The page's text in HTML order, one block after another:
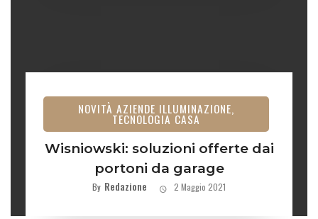
NOVITÀ AZIENDE ILLUMINAZIONE,
TECNOLOGIA CASA
Wisniowski: soluzioni offerte dai
portoni da garage
By Redazione 2 Maggio 2021